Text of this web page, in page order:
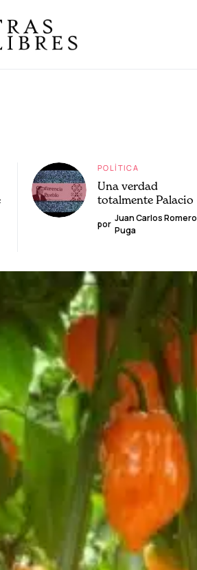
POLÍTICA
Una verdad
totalmente Palacio
por
Juan Carlos Romero
Puga